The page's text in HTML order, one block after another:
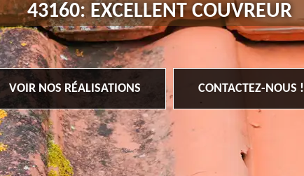
43160: EXCELLENT COUVREUR
VOIR NOS RÉALISATIONS CONTACTEZ-NOUS !